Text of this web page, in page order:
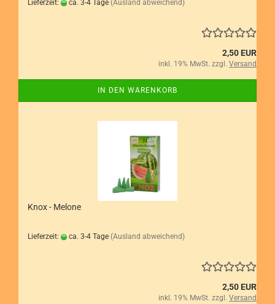
Lieferzeit: ca. 3-4 Tage (Ausland abweichend)
2,50 EUR
inkl. 19% MwSt. zzgl. Versand
IN DEN WARENKORB
Knox - Melone
Lieferzeit: ca. 3-4 Tage (Ausland abweichend)
2,50 EUR
inkl. 19% MwSt. zzgl. Versand